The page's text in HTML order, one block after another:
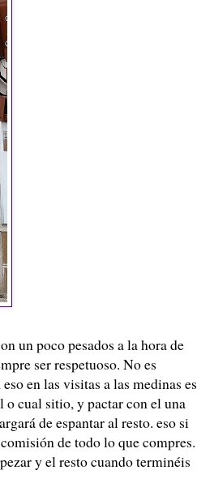
un poco pesados a la hora de
ser respetuoso. No es
en las visitas a las medinas es
cual sitio, y pactar con el una
de espantar al resto. eso si
de todo lo que compres.
y el resto cuando terminéis